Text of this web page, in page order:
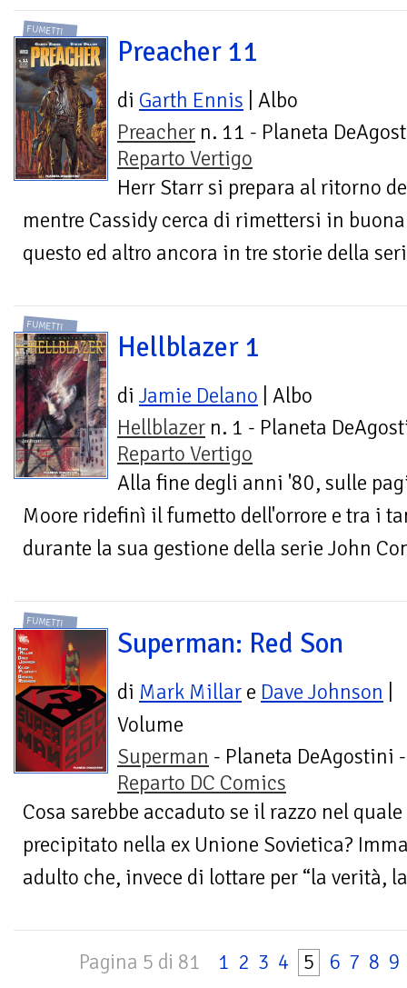
FUMETTI
Preacher 11
di Garth Ennis | Albo
Preacher n. 11 - Planeta
Reparto Vertigo
Herr Starr si prepara al ritorno
mentre Cassidy cerca di rimettersi in
questo ed altro ancora in tre storie della
FUMETTI
Hellblazer 1
di Jamie Delano | Albo
Hellblazer n. 1 - Planeta
Reparto Vertigo
Alla fine degli anni '80, sulle
Moore ridefinì il fumetto dell'orrore e tra i
durante la sua gestione della serie John
FUMETTI
Superman: Red Son
di Mark Millar e Dave Johnson
Volume
Superman - Planeta DeAgostini -
Reparto DC Comics
Cosa sarebbe accaduto se il razzo nel
precipitato nella ex Unione Sovietica?
adulto che, invece di lottare per “la verità,
Pagina 5 di 81 1 2 3 4 5 6 7 8 9